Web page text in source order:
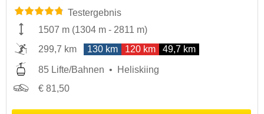
Testergebnis
1507 m (1304 m - 2811 m)
299,7 km
130 km 120 km 49,7 km
85 Lifte/Bahnen
Heliskiing
€ 81,50